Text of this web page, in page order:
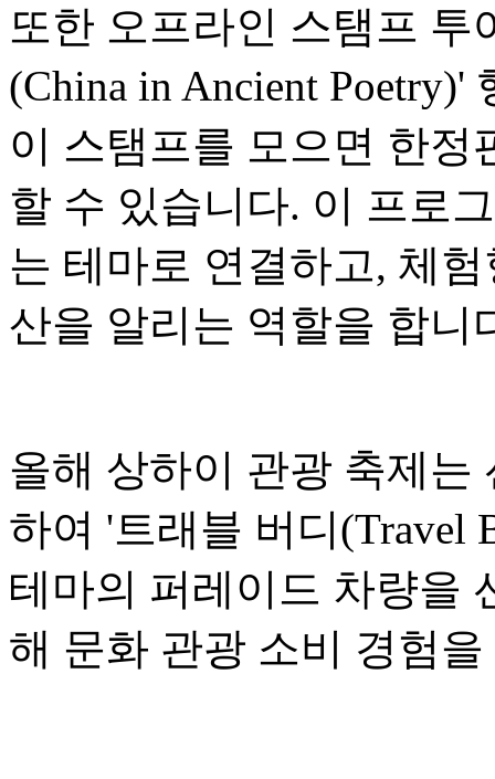
또한 오프라인 스탬프
(China in Ancient
이 스탬프를 모으면 한정
할 수 있습니다. 이 프로
는 테마로 연결하고, 체
산을 알리는 역할을 합니
올해 상하이 관광 축제는
하여 '트래블 버디(Travel
테마의 퍼레이드 차량을
해 문화 관광 소비 경험